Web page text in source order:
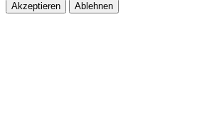
Akzeptieren Ablehnen